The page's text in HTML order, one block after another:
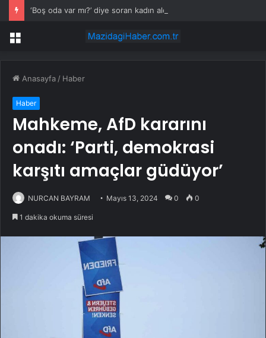
Menü
Anasayfa / Haber
Haber
Mahkeme, AfD kararını
onadı: ‘Parti, demokrasi
karşıtı amaçlar güdüyor’
NURCAN BAYRAM Mayıs 13, 2024 0 0
1 dakika okuma süresi